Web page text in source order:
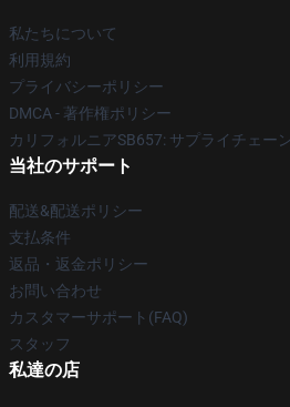
私たちについて
利用規約
プライバシーポリシー
DMCA - 著作権ポリシー
カリフォルニアSB657: サプライチェー
当社のサポート
配送&配送ポリシー
支払条件
返品・返金ポリシー
お問い合わせ
カスタマーサポート(FAQ)
スタッフ
私達の店